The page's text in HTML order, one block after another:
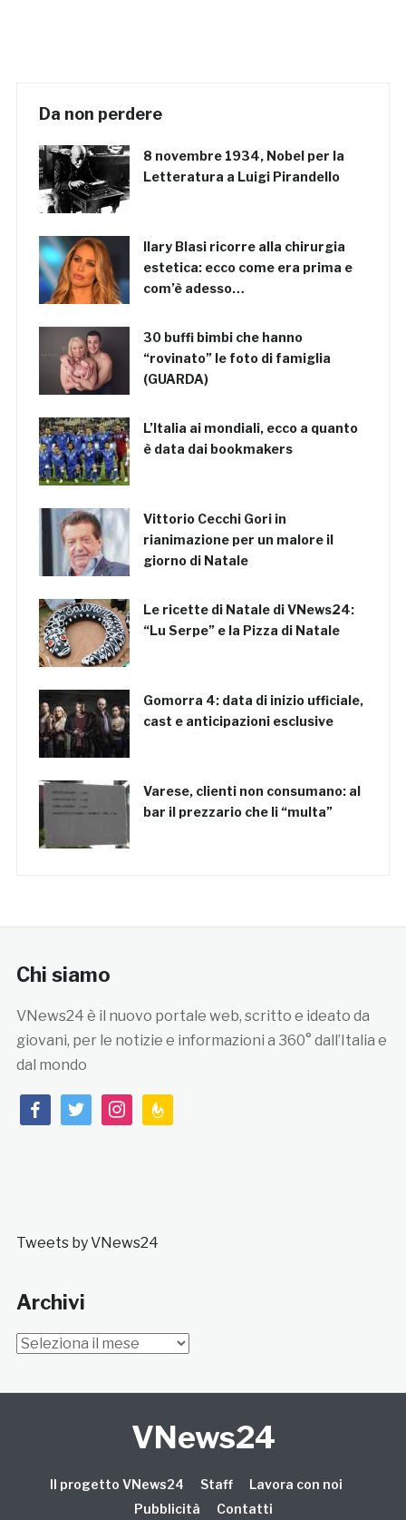
Da non perdere
8 novembre 1934, Nobel per la
Letteratura a Luigi Pirandello
Ilary Blasi ricorre alla chirurgia
estetica: ecco come era prima e
com’è adesso…
30 buffi bimbi che hanno
“rovinato” le foto di famiglia
(GUARDA)
L’Italia ai mondiali, ecco a quanto
è data dai bookmakers
Vittorio Cecchi Gori in
rianimazione per un malore il
giorno di Natale
Le ricette di Natale di VNews24:
“Lu Serpe” e la Pizza di Natale
Gomorra 4: data di inizio ufficiale,
cast e anticipazioni esclusive
Varese, clienti non consumano: al
bar il prezzario che li “multa”
Chi siamo
VNews24 è il nuovo portale web, scritto e ideato da
giovani, per le notizie e informazioni a 360° dall’Italia e
dal mondo
facebooktwitterinstagramfeedburner
Tweets by VNews24
Archivi
Archivi
VNews24
Il progetto VNews24 Staff
Lavora con noi
Pubblicità
Contatti